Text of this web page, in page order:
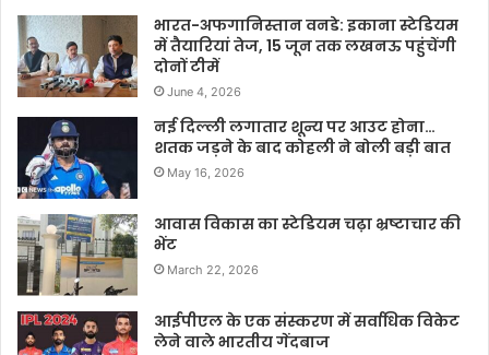
भारत-अफगानिस्तान वनडे: इकाना स्टेडियम
में तैयारियां तेज, 15 जून तक लखनऊ पहुंचेंगी
दोनों टीमें
June 4, 2026
नई दिल्ली लगातार शून्य पर आउट होना…
शतक जड़ने के बाद कोहली ने बोली बड़ी बात
May 16, 2026
आवास विकास का स्टेडियम चढ़ा भ्रष्टाचार की
भेंट
March 22, 2026
आईपीएल के एक संस्करण में सर्वाधिक विकेट
लेने वाले भारतीय गेंदबाज